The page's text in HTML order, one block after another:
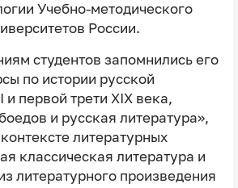
Учебно-методического
России.
студентов запомнились его
по истории русской
и первой трети XIX века,
и русская литература»,
литературных
классическая литература и
литературного произведения